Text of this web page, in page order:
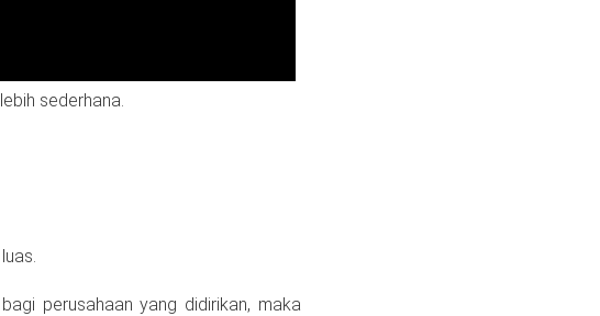
sederhana.
perusahaan yang didirikan, maka